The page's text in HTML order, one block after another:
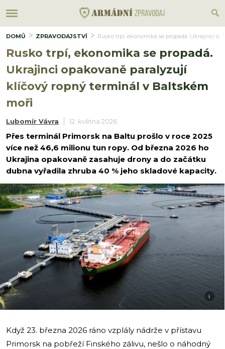
DOMŮ ZPRAVODAJSTVÍ Rusko trpí, ekonomika se propadá. Ukrajinci
Rusko trpí, ekonomika se propadá.
Ukrajinci opakovaně paralyzují
klíčový ropný terminál v Baltském
moři
Lubomír Vávra 12. května 2026
Přes terminál Primorsk na Baltu prošlo v roce 2025
více než 46,6 milionu tun ropy. Od března 2026 ho
Ukrajina opakovaně zasahuje drony a do začátku
dubna vyřadila zhruba 40 % jeho skladové kapacity.
i
Když 23. března 2026 ráno vzplály nádrže v přístavu
Primorsk na pobřeží Finského zálivu, nešlo o náhodný